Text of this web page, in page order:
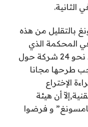
بالتقليل من هذه
المحكمة الذي
شدّد في خضم المحاكمة على وجود نحو 24 شركة حول
طرحها مجانا
الإختراع
أن هيئة
و فرضوا